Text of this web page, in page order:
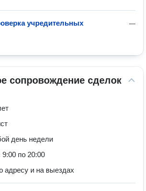
—
учредительных
сопровождение сделок
день недели
9:00 по 20:00
адресу и на выездах